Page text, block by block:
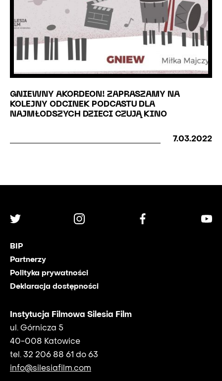
GNIEWNY AKORDEON! ZAPRASZAMY NA
KOLEJNY ODCINEK PODCASTU DLA
NAJMŁODSZYCH DZIECI CZUJĄ KINO
7.03.2022
Instytucja Filmowa Silesia Film
ul. Górnicza 5
40-008 Katowice
tel. 32 206 88 61 do 63
info@silesiafilm.com
BIP
Partnerzy
Polityka prywatności
Deklaracja dostępności